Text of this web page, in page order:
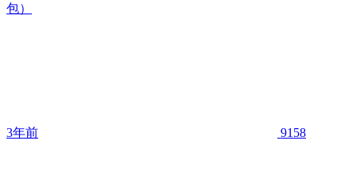
包）
3年前 9158